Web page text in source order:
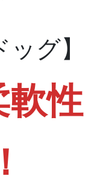
グ】
性